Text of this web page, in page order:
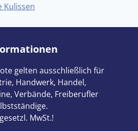
Kulissen
gelten ausschließlich für
Handwerk, Handel,
Verbände, Freiberufler
MwSt.!